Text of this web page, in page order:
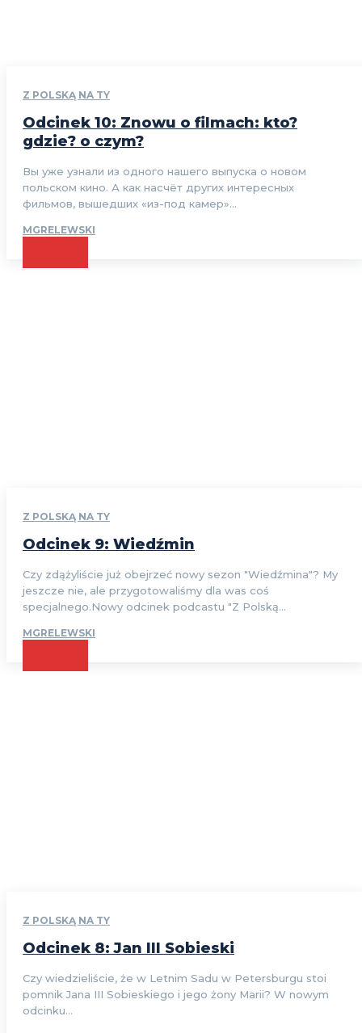
Z POLSKĄ NA TY
Odcinek 10: Znowu o filmach: kto?
gdzie? o czym?
Вы уже узнали из одного нашего выпуска о новом
польском кино. А как насчёт других интересных
фильмов, вышедших «из-под камер»...
MGRELEWSKI
Z POLSKĄ NA TY
Odcinek 9: Wiedźmin
Czy zdążyliście już obejrzeć nowy sezon "Wiedźmina"? My
jeszcze nie, ale przygotowaliśmy dla was coś
specjalnego.Nowy odcinek podcastu "Z Polską...
MGRELEWSKI
Z POLSKĄ NA TY
Odcinek 8: Jan III Sobieski
Czy wiedzieliście, że w Letnim Sadu w Petersburgu stoi
pomnik Jana III Sobieskiego i jego żony Marii? W nowym
odcinku...